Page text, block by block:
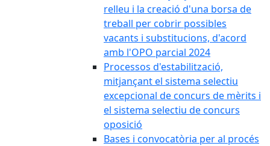
relleu i la creació d'una borsa de
treball per cobrir possibles
vacants i substitucions, d'acord
amb l'OPO parcial 2024
Processos d'estabilització,
mitjançant el sistema selectiu
excepcional de concurs de mèrits i
el sistema selectiu de concurs
oposició
Bases i convocatòria per al procés